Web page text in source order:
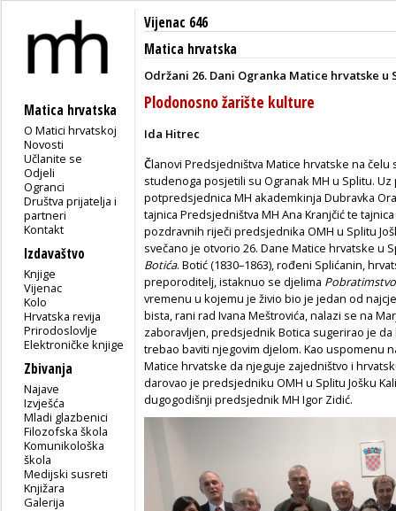
Matica hrvatska
O Matici hrvatskoj
Novosti
Učlanite se
Odjeli
Ogranci
Društva prijatelja i
partneri
Kontakt
Izdavaštvo
Knjige
Vijenac
Kolo
Hrvatska revija
Prirodoslovlje
Elektroničke knjige
Zbivanja
Najave
Izvješća
Mladi glazbenici
Filozofska škola
Komunikološka
škola
Medijski susreti
Knjižara
Galerija
Vijenac 646
Matica hrvatska
Održani 26. Dani Ogranka Matice hrvatske u
Plodonosno žarište kulture
Ida Hitrec
Članovi Predsjedništva Matice hrvatske na
studenoga posjetili su Ogranak MH u Splitu.
potpredsjednica MH akademkinja Dubravka
tajnica Predsjedništva MH Ana Kranjčić te
pozdravnih riječi predsjednika OMH u Splitu
svečano je otvorio 26. Dane Matice hrvatske u
Botića. Botić (1830–1863), rođeni Splićanin,
preporoditelj, istaknuo se djelima Pobratimstvo
vremenu u kojemu je živio bio je jedan od
bista, rani rad Ivana Meštrovića, nalazi se na
zaboravljen, predsjednik Botica sugerirao je
trebao baviti njegovim djelom. Kao uspomenu
Matice hrvatske da njeguje zajedništvo i
darovao je predsjedniku OMH u Splitu Jošku
dugogodišnji predsjednik MH Igor Zidić.